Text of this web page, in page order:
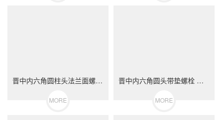
晋中内六角圆柱头法兰面螺栓 不锈钢（304/316）碳钢 合金钢
MORE
晋中内六角圆头带垫螺栓 不锈钢（304/316）碳钢 合金钢
MORE